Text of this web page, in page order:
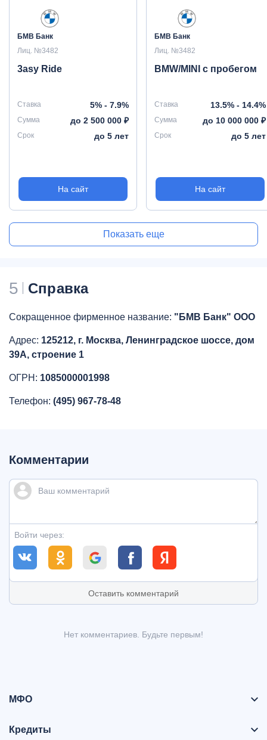
БМВ Банк
Лиц. №3482
3asy Ride
Ставка 5% - 7.9%
Сумма до 2 500 000 ₽
Срок до 5 лет
На сайт
БМВ Банк
Лиц. №3482
BMW/MINI с пробегом
Ставка 13.5% - 14.4%
Сумма до 10 000 000 ₽
Срок до 5 лет
На сайт
Показать еще
5 Справка
Сокращенное фирменное название: "БМВ Банк" ООО
Адрес: 125212, г. Москва, Ленинградское шоссе, дом
39А, строение 1
ОГРН: 1085000001998
Телефон: (495) 967-78-48
Комментарии
Войти через:
Оставить комментарий
Нет комментариев. Будьте первым!
МФО
Кредиты